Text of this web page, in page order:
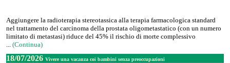
Aggiungere la radioterapia stereotassica alla terapia farmacologica standard
nel trattamento del carcinoma della prostata oligometastatico (con un numero
limitato di metastasi) riduce del 45% il rischio di morte complessivo
... (Continua)
18/07/2026 Vivere una vacanza coi bambini senza preoccupazioni